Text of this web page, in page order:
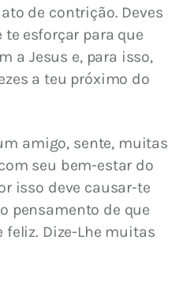
de contrição. Deves
esforçar para que
a Jesus e, para isso,
a teu próximo do
amigo, sente, muitas
seu bem-estar do
isso deve causar-te
pensamento de que
Dize-Lhe muitas